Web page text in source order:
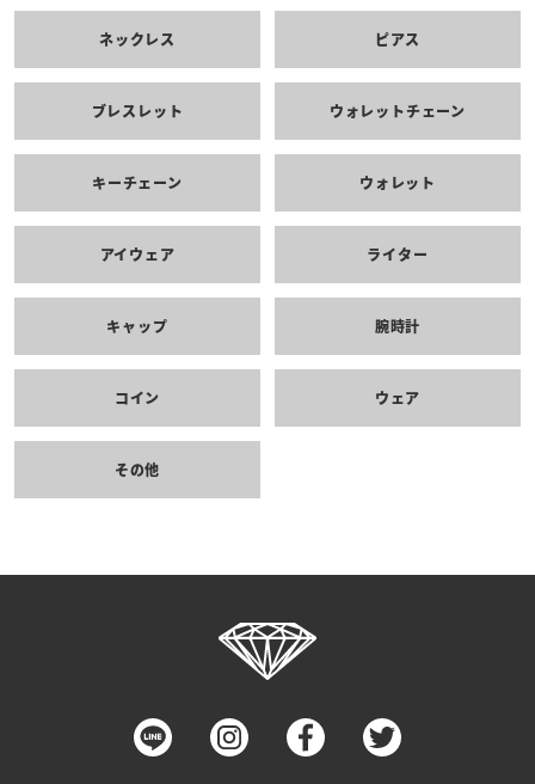
ネックレス ピアス
ブレスレット ウォレットチェーン
キーチェーン ウォレット
アイウェア ライター
キャップ 腕時計
コイン ウェア
その他